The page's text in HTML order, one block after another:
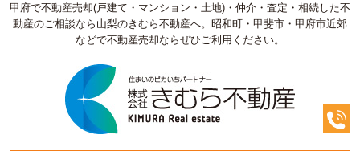
甲府で不動産売却(戸建て・マンション・土地)・仲介・査定・相続した不
動産のご相談なら山梨のきむら不動産へ。昭和町・甲斐市・甲府市近郊
などで不動産売却ならぜひご利用ください。